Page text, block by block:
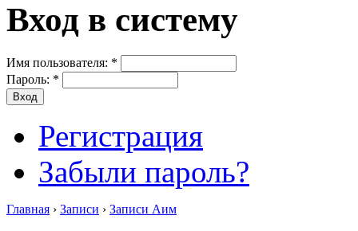
Вход в систему
Имя пользователя: *
Пароль: *
Регистрация
Забыли пароль?
Главная › Записи › Записи Аим